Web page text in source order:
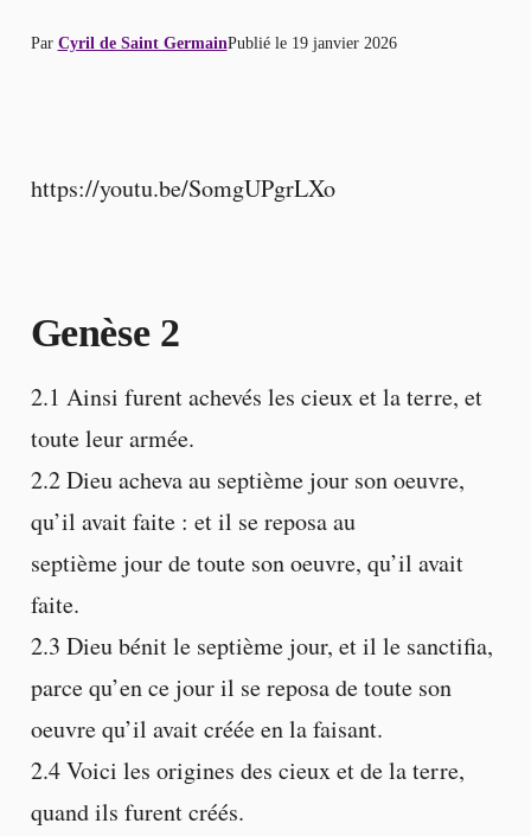
Par Cyril de Saint GermainPublié le 19 janvier 2026
https://youtu.be/SomgUPgrLXo
Genèse 2
2.1 Ainsi furent achevés les cieux et la terre, et
toute leur armée.
2.2 Dieu acheva au septième jour son oeuvre,
qu’il avait faite : et il se reposa au
septième jour de toute son oeuvre, qu’il avait
faite.
2.3 Dieu bénit le septième jour, et il le sanctifia,
parce qu’en ce jour il se reposa de toute son
oeuvre qu’il avait créée en la faisant.
2.4 Voici les origines des cieux et de la terre,
quand ils furent créés.